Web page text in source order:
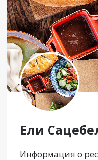
Ели
Информация о